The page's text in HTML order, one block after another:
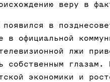
веру в
появился в
в официальной
лжи
собственным глазам.
экономики и